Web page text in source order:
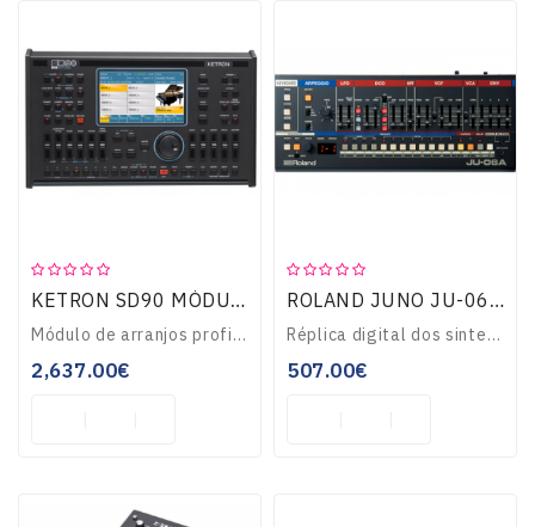
TV-
VIDEO-
MULTIMÉDIA
OUTLET KETRON SD90 MÓDULO
Módulo de arranjos profissional, polifonia 128 notas, ecrã táctil 7”, Launch pad até 2048 projectos, 400 ritmos, Audio Drums, mais de 530 Grooves, Live Guitar, ..
2,637.00€
ROLAND JUNO JU-06A MÓDULO
Réplica digital dos sintetizadores Juno-60 e Juno-106, com polifonia a 4 vozes, baseado em tecnologia ACB, sons dos sintetizadores Juno-60 e Juno-106, controlad..
507.00€